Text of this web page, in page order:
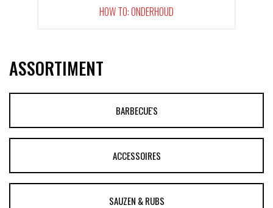
HOW TO: ONDERHOUD
ASSORTIMENT
BARBECUE'S
ACCESSOIRES
SAUZEN & RUBS